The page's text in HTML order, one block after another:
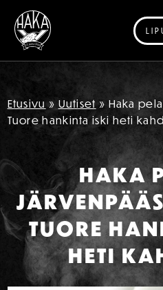
Siirry sisältöön
Etusivu » Uutiset » Haka
Tuore hankinta iski heti
HAKA
TUORE
HETI